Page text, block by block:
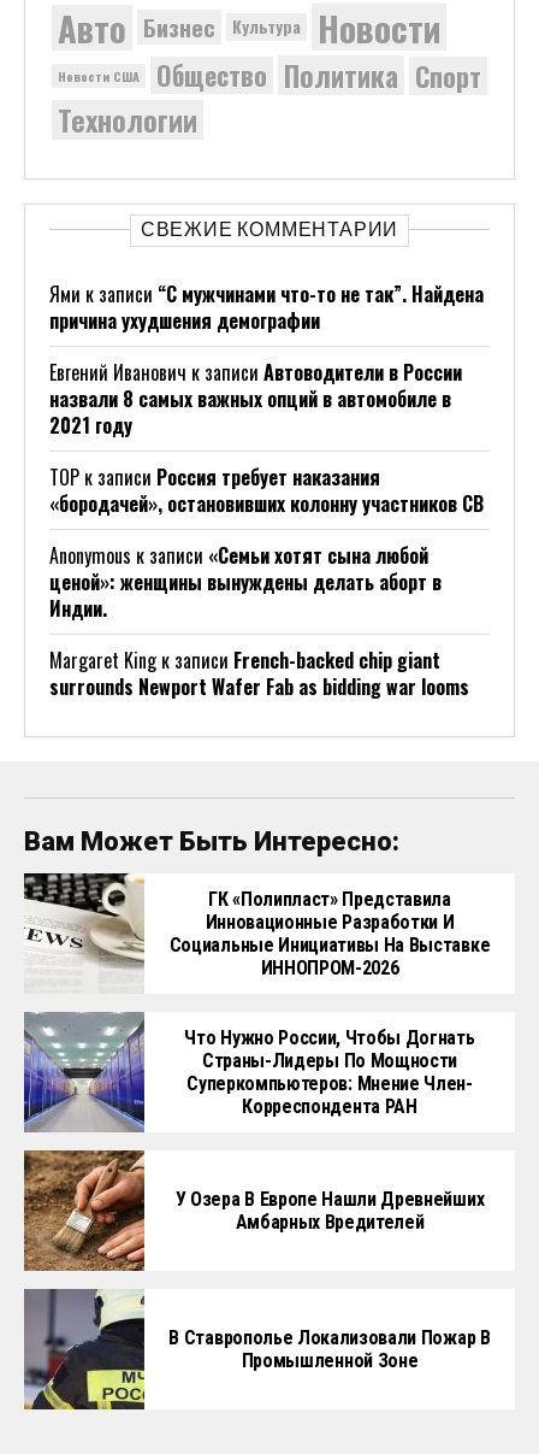
Авто Бизнес Культура Новости
Новости США Общество Политика Спорт
Технологии
СВЕЖИЕ КОММЕНТАРИИ
Ями к записи “С мужчинами что-то не так”. Найдена
причина ухудшения демографии
Евгений Иванович к записи Автоводители в России
назвали 8 самых важных опций в автомобиле в
2021 году
ТОР к записи Россия требует наказания
«бородачей», остановивших колонну участников СВ
Anonymous к записи «Семьи хотят сына любой
ценой»: женщины вынуждены делать аборт в
Индии.
Margaret Kingк записи French-backed chip giant
surrounds Newport Wafer Fab as bidding war looms
Вам Может Быть Интересно:
ГК «Полипласт» Представила
Инновационные Разработки И
Социальные Инициативы На Выставке
ИННОПРОМ-2026
Что Нужно России, Чтобы Догнать
Страны-Лидеры По Мощности
Суперкомпьютеров: Мнение Член-
Корреспондента РАН
У Озера В Европе Нашли Древнейших
Амбарных Вредителей
В Ставрополье Локализовали Пожар В
Промышленной Зоне